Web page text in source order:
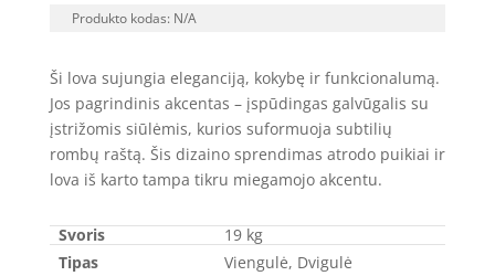
Produkto kodas: N/A
Ši lova sujungia eleganciją, kokybę ir funkcionalumą.
Jos pagrindinis akcentas – įspūdingas galvūgalis su
įstrižomis siūlėmis, kurios suformuoja subtilių
rombų raštą. Šis dizaino sprendimas atrodo puikiai ir
lova iš karto tampa tikru miegamojo akcentu.
Svoris
19 kg
Tipas
Viengulė, Dvigulė